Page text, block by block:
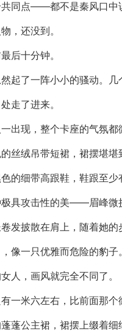
同点——都不是秦风口中
，还没到。
后十分钟。
起了一阵小小的骚动。
走了进来。
出现，整个卡座的气氛都
丝绒吊带短裙，裙摆堪堪
的细带高跟鞋，鞋跟至
具攻击性的美——眉峰微
发披散在肩上，随着她的
像一只优雅而危险的豹子。
人，画风就完全不同了。
一米六左右，比前面那个
蓬公主裙，裙摆上缀着